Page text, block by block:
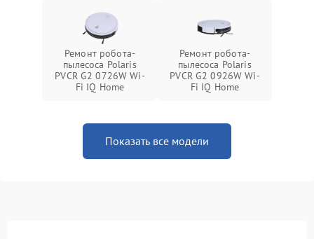
Ремонт робота-
пылесоса Polaris
PVCR G2 0726W Wi-
Fi IQ Home
Ремонт робота-
пылесоса Polaris
PVCR G2 0926W Wi-
Fi IQ Home
Показать все модели